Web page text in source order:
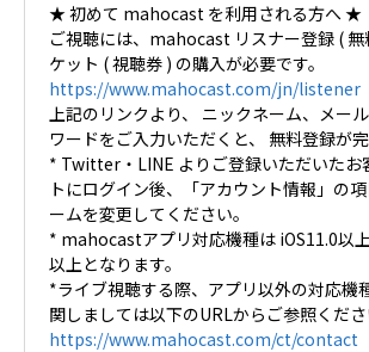
★ 初めて mahocast を利用される方へ ★
ご視聴には、mahocast リスナー登録 ( 無
ケット ( 視聴券 ) の購入が必要です。
https://www.mahocast.com/jn/listener
上記のリンクより、 ニックネーム、メー
ワードをご入力いただくと、 無料登録が完
* Twitter・LINE よりご登録いただいたお
トにログイン後、「アカウント情報」の
ームを変更してください。
* mahocastアプリ対応機種は iOS11.0以
以上となります。
*ライブ視聴する際、アプリ以外の対応機
関しましては以下のURLからご参照くださ
https://www.mahocast.com/ct/contact